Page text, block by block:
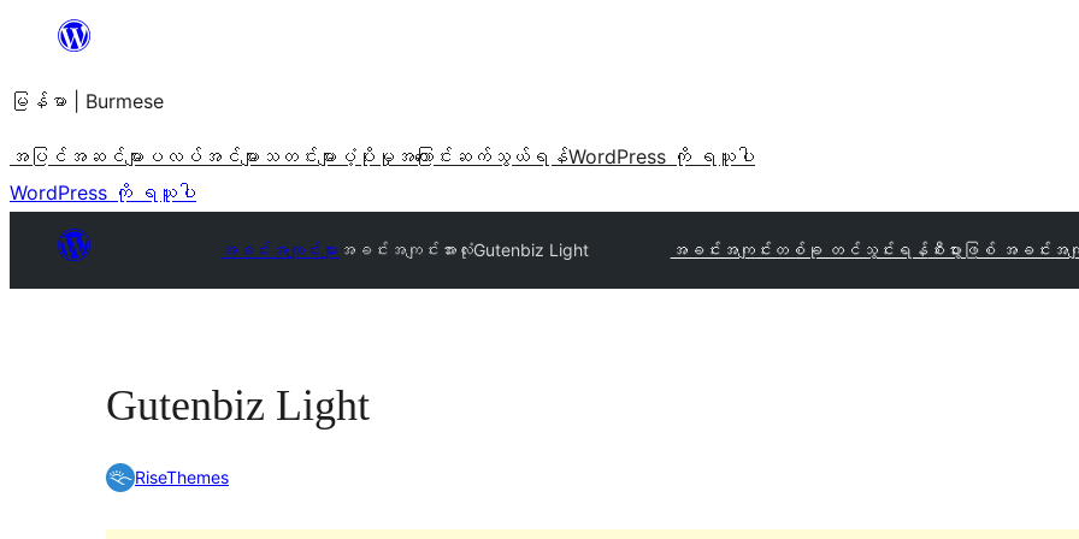
အကြောင်းအရာ
ကျော်သွား
ရန်
မြန်မာ | Burmese
အပြင်အဆင်များ ပလပ်အင်များ သတင်းများ ပံ့ပိုးမှု အကြောင်း ဆက်သွယ်ရန်WordPress ကို ရယူပါ
WordPress ကို ရယူပါ
အခင်းအကျင်းများ အခင်းအကျင်းအားလုံးGutenbiz Light အခင်းအကျင်းတစ်ခု တင်သွင်းရန်စီးပွားဖြစ် အခင်းအ
Gutenbiz Light
RiseThemes